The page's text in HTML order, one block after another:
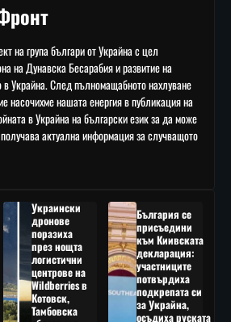
на група българи от Украйна с цел
на Дунавска Бесарабия и развитие на
в Украйна. След пълномащабното нахлуване
насочихме нашата енергия в публикация на
в Украйна на български език за да може
актуална информация за случващото
Украински
дронове
поразиха
през нощта
логистични
центрове на
Wildberries в
Котовск,
Тамбовска
България се
присъедини
към Киивската
декларация:
участниците
потвърдиха
подкрепата си
за Украйна,
осъдиха руската